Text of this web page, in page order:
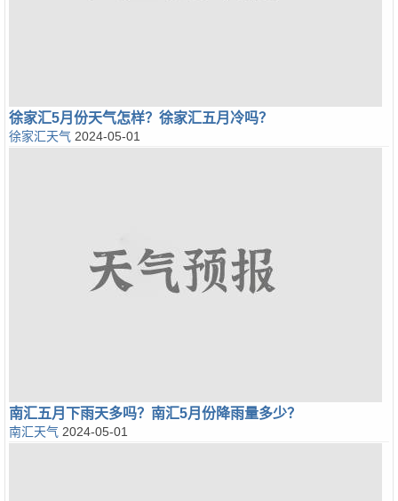
徐家汇5月份天气怎样？徐家汇五月冷吗？
徐家汇天气 2024-05-01
南汇五月下雨天多吗？南汇5月份降雨量多少？
南汇天气 2024-05-01